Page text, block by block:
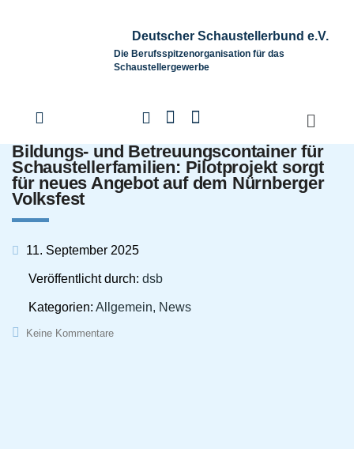
Deutscher Schaustellerbund e.V.
Die Berufsspitzenorganisation für das
Schaustellergewerbe
Bildungs- und Betreuungscontainer für
Schaustellerfamilien: Pilotprojekt sorgt
für neues Angebot auf dem Nürnberger
Volksfest
11. September 2025
Veröffentlicht durch: dsb
Kategorien: Allgemein, News
Keine Kommentare